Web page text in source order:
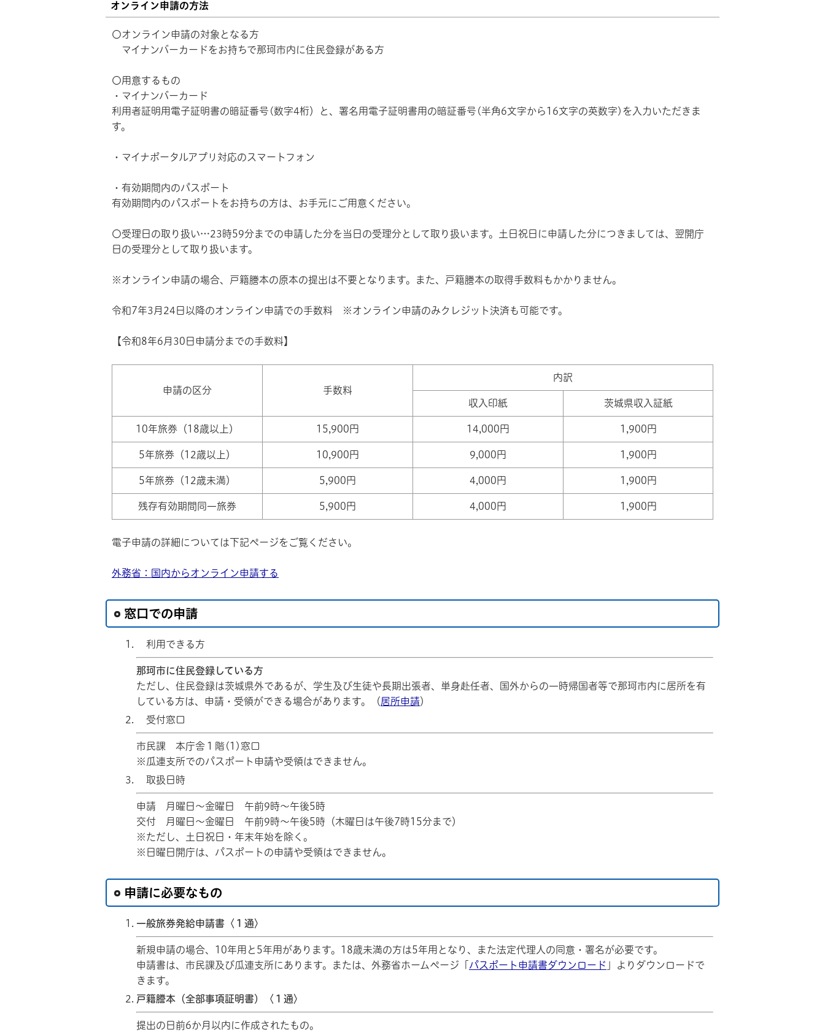
オンライン申請の方法
〇オンライン申請の対象となる方
マイナンバーカードをお持ちで那珂市内に住民登録がある方
〇用意するもの
・マイナンバーカード
利用者証明用電子証明書の暗証番号(数字4桁）と、署名用電子証明書用の暗証番号(半角6文字から16文字の英数字)を入力いただきま
す。
・マイナポータルアプリ対応のスマートフォン
・有効期間内のパスポート
有効期間内のパスポートをお持ちの方は、お手元にご用意ください。
〇受理日の取り扱い…23時59分までの申請した分を当日の受理分として取り扱います。土日祝日に申請した分につきましては、翌開庁
日の受理分として取り扱います。
※オンライン申請の場合、戸籍謄本の原本の提出は不要となります。また、戸籍謄本の取得手数料もかかりません。
令和7年3月24日以降のオンライン申請での手数料 ※オンライン申請のみクレジット決済も可能です。
【令和8年6月30日申請分までの手数料】
申請の区分 手数料
内訳
収入印紙 茨城県収入証紙
10年旅券（18歳以上） 15,900円 14,000円 1,900円
5年旅券（12歳以上） 10,900円 9,000円 1,900円
5年旅券（12歳未満） 5,900円 4,000円 1,900円
残存有効期間同一旅券 5,900円 4,000円 1,900円
電子申請の詳細については下記ページをご覧ください。
外務省：国内からオンライン申請する
窓口での申請
利用できる方
那珂市に住民登録している方
ただし、住民登録は茨城県外であるが、学生及び生徒や長期出張者、単身赴任者、国外からの一時帰国者等で那珂市内に居所を有
している方は、申請・受領ができる場合があります。（居所申請）
受付窓口
市民課 本庁舎１階(1)窓口
※瓜連支所でのパスポート申請や受領はできません。
取扱日時
申請 月曜日～金曜日 午前9時～午後5時
交付 月曜日～金曜日 午前9時～午後5時（木曜日は午後7時15分まで）
※ただし、土日祝日・年末年始を除く。
※日曜日開庁は、パスポートの申請や受領はできません。
申請に必要なもの
一般旅券発給申請書〈１通〉
新規申請の場合、10年用と5年用があります。18歳未満の方は5年用となり、また法定代理人の同意・署名が必要です。
申請書は、市民課及び瓜連支所にあります。または、外務省ホームページ「 パスポート申請書ダウンロード
」よりダウンロードで
きます。
戸籍謄本（全部事項証明書）〈１通〉
提出の日前6か月以内に作成されたもの。